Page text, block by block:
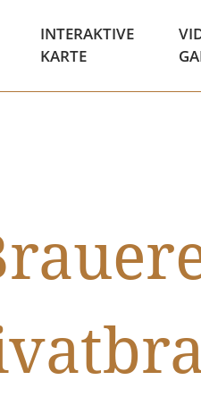
INTERAKTIVE
KARTE